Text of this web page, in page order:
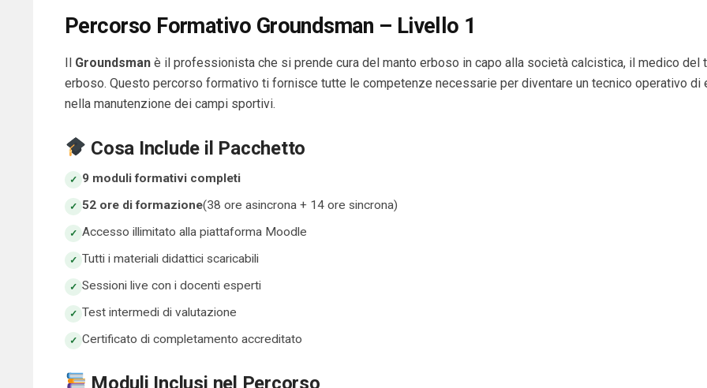
Percorso Formativo Groundsman – Livello 1
Il Groundsman è il professionista che si prende cura del manto erboso in capo alla società calcistica, il medico del
erboso. Questo percorso formativo ti fornisce tutte le competenze necessarie per diventare un tecnico operativo di
nella manutenzione dei campi sportivi.
Cosa Include il Pacchetto
9 moduli formativi completi
52 ore di formazione(38 ore asincrona + 14 ore sincrona)
Accesso illimitato alla piattaforma Moodle
Tutti i materiali didattici scaricabili
Sessioni live con i docenti esperti
Test intermedi di valutazione
Certificato di completamento accreditato
Moduli Inclusi nel Percorso